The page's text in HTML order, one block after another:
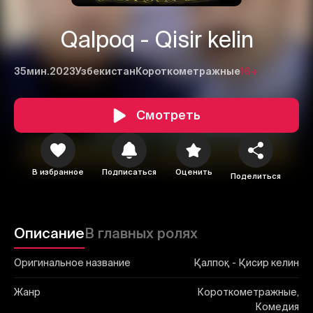
Qalpoq - Qisir kelin
35мин.2023Узбекистан Короткометражные16+
Смотреть
В избранное Подписаться Оценить Поделиться
ОписаниеВ главных ролях
Оригинальное название Қалпоқ - Қисир келин
Жанр
Короткометражные,
Комедия
1
Отправить
Отменить Авторизоваться